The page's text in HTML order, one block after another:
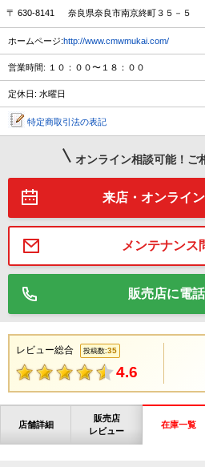
〒 630-8141 奈良県奈良市南京終町３５－５
ホームページ:http://www.cmwmukai.com/
営業時間: １０：００〜１８：００
定休日: 水曜日
特定商取引法の表記
オンライン相談可能！ご
来店・オンライ
メンテナンス
販売店に電
レビュー総合 投稿数:35
4.6
店舗詳細
販売店
レビュー
在庫一覧